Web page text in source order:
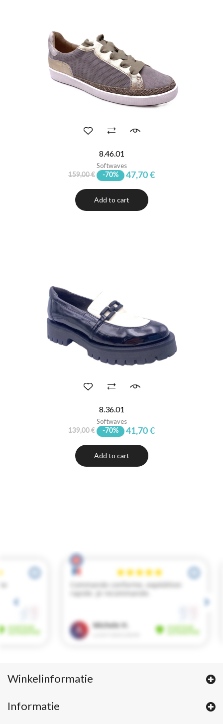
8.46.01
Softwaves
159,00 € -70% 47,70 €
Add to cart
8.36.01
Softwaves
139,00 € -70% 41,70 €
Add to cart
Winkelinformatie
Informatie